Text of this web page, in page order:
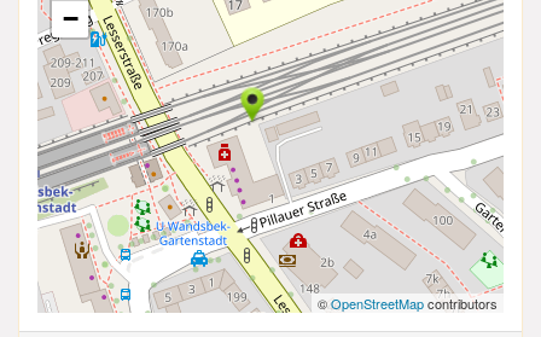
−
©OpenStreetMapcontributors